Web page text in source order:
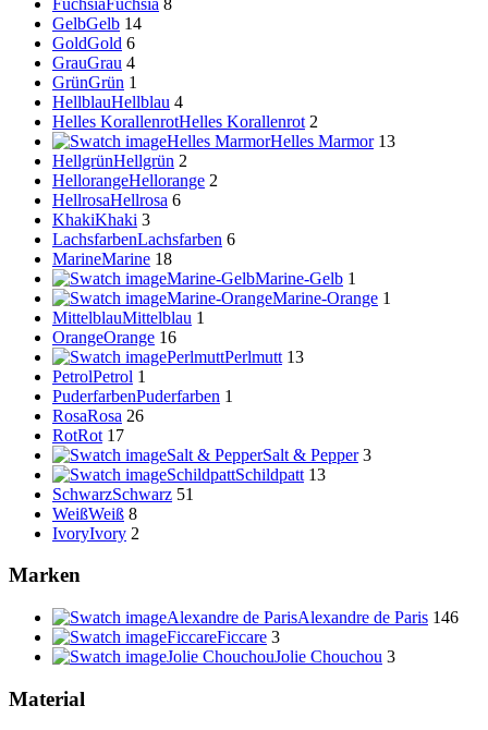
GelbGelb 14
GoldGold 6
GrauGrau 4
GrünGrün 1
HellblauHellblau 4
Helles KorallenrotHelles Korallenrot 2
Helles MarmorHelles Marmor 13
HellgrünHellgrün 2
HellorangeHellorange 2
HellrosaHellrosa 6
KhakiKhaki 3
LachsfarbenLachsfarben 6
MarineMarine 18
Marine-GelbMarine-Gelb 1
Marine-OrangeMarine-Orange 1
MittelblauMittelblau 1
OrangeOrange 16
PerlmuttPerlmutt 13
PetrolPetrol 1
PuderfarbenPuderfarben 1
RosaRosa 26
RotRot 17
Salt & PepperSalt & Pepper 3
SchildpattSchildpatt 13
SchwarzSchwarz 51
WeißWeiß 8
IvoryIvory 2
Marken
Alexandre de ParisAlexandre de Paris 146
FiccareFiccare 3
Jolie ChouchouJolie Chouchou 3
Material